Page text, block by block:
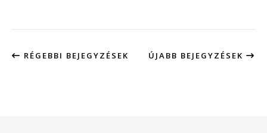
RÉGEBBI BEJEGYZÉSEK ÚJABB BEJEGYZÉSEK